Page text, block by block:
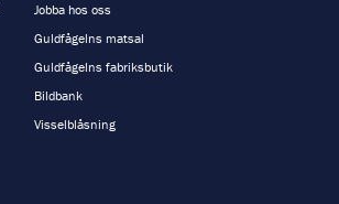
Jobba hos oss
Guldfågelns matsal
Guldfågelns fabriksbutik
Bildbank
Visselblåsning